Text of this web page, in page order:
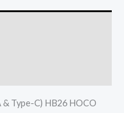
Type-C) HB26 HOCO